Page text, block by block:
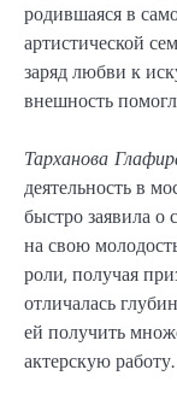
родившаяся в
артистической
заряд любви к
внешность
Тарханова
деятельность в
быстро заявила о
на свою
роли, получая
отличалась
ей получить
актерскую работу.